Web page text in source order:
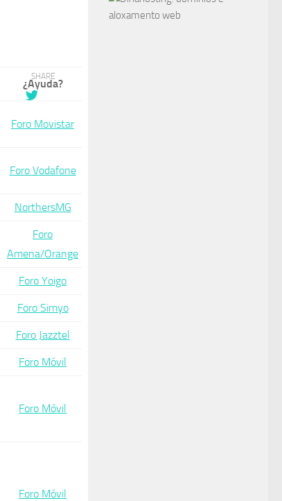
¿Ayuda?
Foro Movistar
Foro Vodafone
NorthersMG
Foro
Amena/Orange
Foro Yoigo
Foro Simyo
Foro Jazztel
Foro Móvil
Foro Móvil
Foro Móvil
SHARE